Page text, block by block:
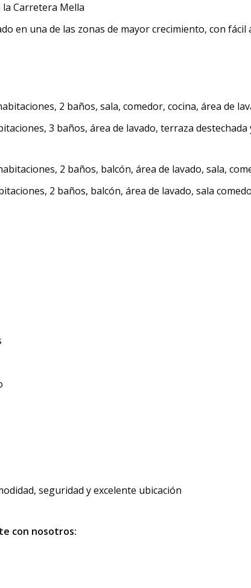
Carretera Mella
en una de las zonas de mayor crecimiento, con fácil
2 baños, sala, comedor, cocina, área de
3 baños, área de lavado, terraza destechada
2 baños, balcón, área de lavado, sala,
2 baños, balcón, área de lavado, sala
seguridad y excelente ubicación
con nosotros: